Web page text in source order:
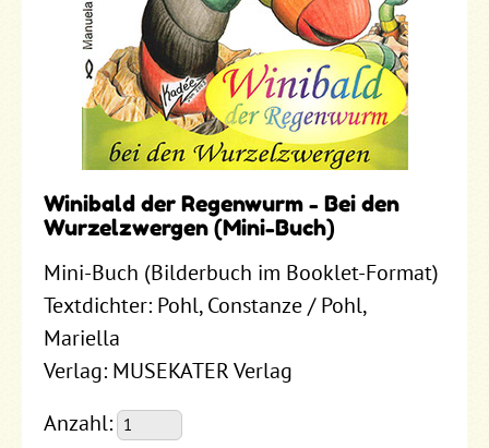
Winibald der Regenwurm - Bei den
Wurzelzwergen (Mini-Buch)
Mini-Buch (Bilderbuch im Booklet-Format)
Textdichter: Pohl, Constanze / Pohl,
Mariella
Verlag: MUSEKATER Verlag
Anzahl: